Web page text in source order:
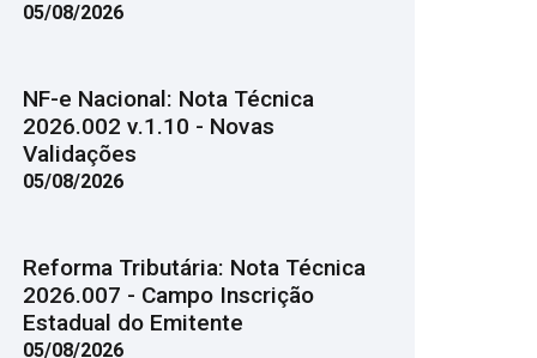
05/08/2026
NF-e Nacional: Nota Técnica
2026.002 v.1.10 - Novas
Validações
05/08/2026
Reforma Tributária: Nota Técnica
2026.007 - Campo Inscrição
Estadual do Emitente
05/08/2026